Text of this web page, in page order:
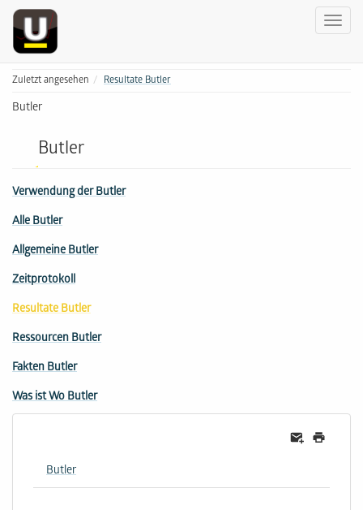
Zuletzt angesehen Resultate Butler
Butler
Butler
Verwendung der Butler
Alle Butler
Allgemeine Butler
Zeitprotokoll
Resultate Butler
Ressourcen Butler
Fakten Butler
Was ist Wo Butler
Butler